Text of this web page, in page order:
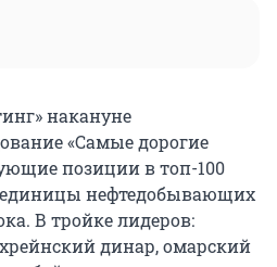
накануне
«Самые дорогие
позиции в топ-100
нефтедобывающих
В тройке лидеров:
динар, омарский